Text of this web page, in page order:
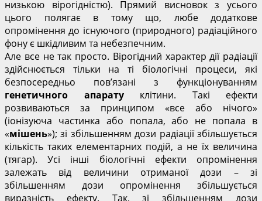
низькою вірогідністю). Прямий висновок з усього
цього полягає в тому що, любе додаткове
опромінення до існуючого (природного) радіаційного
фону є шкідливим та небезпечним.
Але все не так просто. Вірогідний характер дії радіації
здійснюється тільки на ті біологічні процеси, які
безпосередньо пов’язані з функціонуванням
генетичного апаратуклітини. Такі ефекти
розвиваються за принципом «все або нічого»
(іонізуюча частинка або попала, або не попала в
«мішень»); зі збільшенням дози радіації збільшується
кількість таких елементарних подій, а не їх величина
(тягар). Усі інші біологічні ефекти опромінення
залежать від величини отриманої дози – зі
збільшенням дози опромінення збільшується
виразність ефекту. Так, зі збільшенням дози